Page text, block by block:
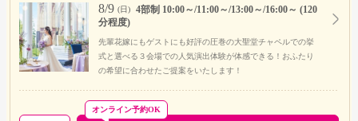
8/9 (日)
4部制 10:00～/11:00～/13:00～/16:00～ (120
分程度)
先輩花嫁にもゲストにも好評の圧巻の大聖堂チャペルでの挙
式と選べる３会場での人気演出体験が体感できる！おふたり
の希望に合わせたご提案をいたします！
オンライン予約OK